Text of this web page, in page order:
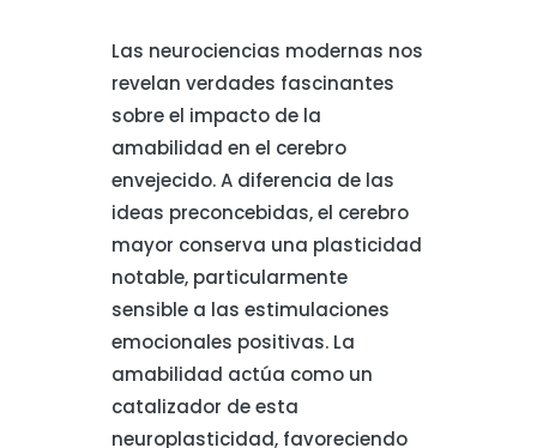
Las neurociencias modernas nos
revelan verdades fascinantes
sobre el impacto de la
amabilidad en el cerebro
envejecido. A diferencia de las
ideas preconcebidas, el cerebro
mayor conserva una plasticidad
notable, particularmente
sensible a las estimulaciones
emocionales positivas. La
amabilidad actúa como un
catalizador de esta
neuroplasticidad, favoreciendo